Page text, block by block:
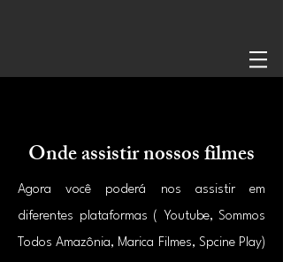
Onde assistir nossos filmes
Agora ​você poderá nos assistir em
diferentes plataformas ( Youtube, Sommos
Todos Amazônia, Marica Filmes, Spcine Play)